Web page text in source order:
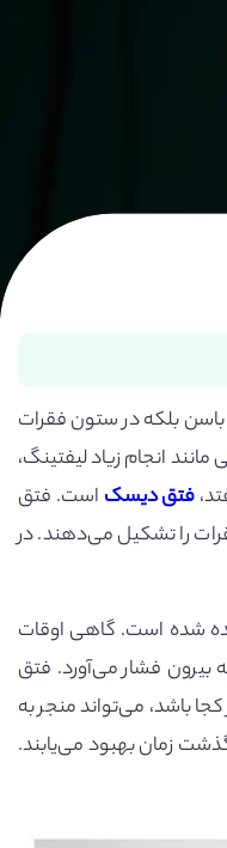
بلکه در ستون فقرات
انجام زیاد لیفتینگ،
فتق دیسک است. فتق
را تشکیل می‌دهند. در
شده است. گاهی اوقات
فشار می‌آورد. فتق
باشد، می‌تواند منجر به
زمان بهبود می‌یابند.